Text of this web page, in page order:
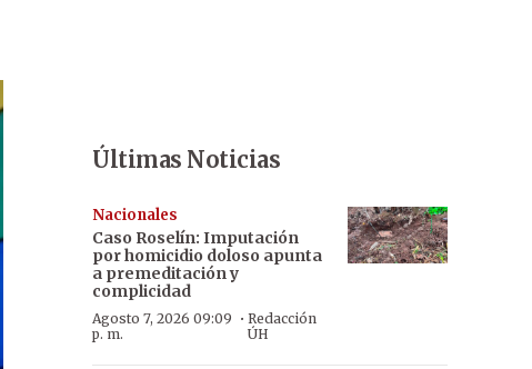
Últimas Noticias
Nacionales
Caso Roselín: Imputación
por homicidio doloso apunta
a premeditación y
complicidad
Agosto 7, 2026 09:09
p. m.
·Redacción
ÚH